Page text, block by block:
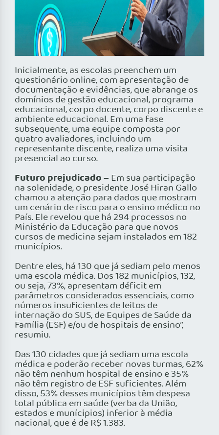
Inicialmente, as escolas preenchem um
questionário online, com apresentação de
documentação e evidências, que abrange os
domínios de gestão educacional, programa
educacional, corpo docente, corpo discente e
ambiente educacional. Em uma fase
subsequente, uma equipe composta por
quatro avaliadores, incluindo um
representante discente, realiza uma visita
presencial ao curso.
Futuro prejudicado –Em sua participação
na solenidade, o presidente José Hiran Gallo
chamou a atenção para dados que mostram
um cenário de risco para o ensino médico no
País. Ele revelou que há 294 processos no
Ministério da Educação para que novos
cursos de medicina sejam instalados em 182
municípios.
Dentre eles, há 130 que já sediam pelo menos
uma escola médica. Dos 182 municípios, 132,
ou seja, 73%, apresentam déficit em
parâmetros considerados essenciais, como
números insuficientes de leitos de
internação do SUS, de Equipes de Saúde da
Família (ESF) e/ou de hospitais de ensino”,
resumiu.
Das 130 cidades que já sediam uma escola
médica e poderão receber novas turmas, 62%
não têm nenhum hospital de ensino e 35%
não têm registro de ESF suficientes. Além
disso, 53% desses municípios têm despesa
total pública em saúde (verba da União,
estados e munícipios) inferior à média
nacional, que é de R$ 1.383.